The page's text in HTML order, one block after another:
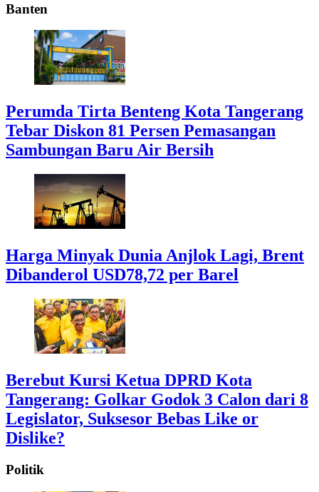
Banten
Perumda Tirta Benteng Kota Tangerang
Tebar Diskon 81 Persen Pemasangan
Sambungan Baru Air Bersih
Harga Minyak Dunia Anjlok Lagi, Brent
Dibanderol USD78,72 per Barel
Berebut Kursi Ketua DPRD Kota
Tangerang: Golkar Godok 3 Calon dari 8
Legislator, Suksesor Bebas Like or
Dislike?
Politik